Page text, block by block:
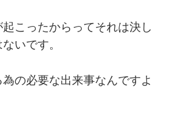
こったからってそれは決し
いです。
の必要な出来事なんですよ